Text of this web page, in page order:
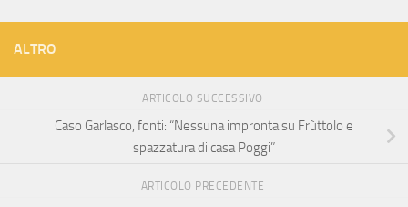
ALTRO
ARTICOLO SUCCESSIVO
Caso Garlasco, fonti: “Nessuna impronta su Frùttolo e
spazzatura di casa Poggi”
ARTICOLO PRECEDENTE